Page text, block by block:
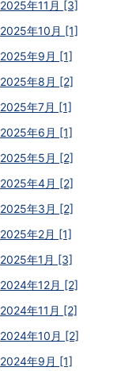
2025年11月 [3]
2025年10月 [1]
2025年9月 [1]
2025年8月 [2]
2025年7月 [1]
2025年6月 [1]
2025年5月 [2]
2025年4月 [2]
2025年3月 [2]
2025年2月 [1]
2025年1月 [3]
2024年12月 [2]
2024年11月 [2]
2024年10月 [2]
2024年9月 [1]